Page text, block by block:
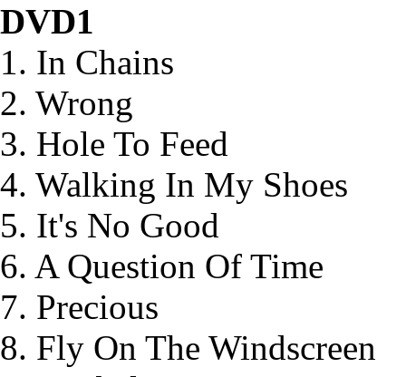
DVD1
1. In Chains
2. Wrong
3. Hole To Feed
4. Walking In My Shoes
5. It's No Good
6. A Question Of Time
7. Precious
8. Fly On The Windscreen